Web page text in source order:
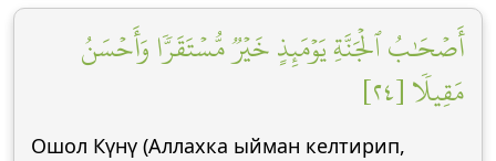
أَصۡحَٰبُ ٱلۡجَنَّةِ يَوۡمَئِذٍ خَيۡرٞ مُّسۡتَقَرّٗا وَأَحۡسَنُ
مَقِيلٗا [٢٤]
Ошол Күнү (Аллахка ыйман келтирип,